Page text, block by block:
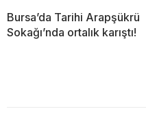
Bursa’da Tarihi Arapşükrü
Sokağı’nda ortalık karıştı!